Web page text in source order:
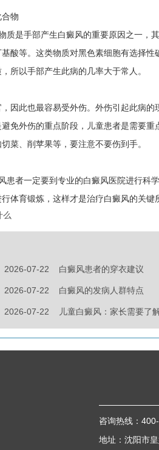
物
是手部产生白癜风的重要原因之一，
酸等。这类物质对黑色素细胞有选择性
所以手部产生此病的几率大于常人。
此也最容易受外伤。外伤引起此病的
免外伤的重点阶段，儿童患者是需要重
菜、削苹果等，要注意不要伤到手。
患者一定要到专业的白癜风医院进行科
体育锻炼，这样才是治疗白癜风的关键
么
2026-07-22 白癜风患者的穿衣建议
2026-07-22 白癜风的发病人群特点
2026-07-22 儿童白癜风：家长需要了
咨询热线：
地址：沈阳市